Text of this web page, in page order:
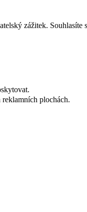
zážitek. Souhlasíte
plochách.